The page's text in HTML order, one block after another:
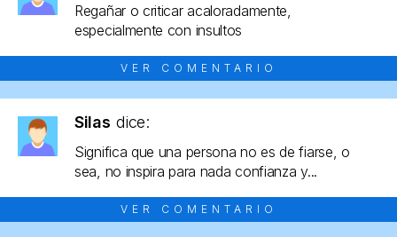
Regañar o criticar acaloradamente,
especialmente con insultos
VER COMENTARIO
Silas dice:
Significa que una persona no es de fiarse, o
sea, no inspira para nada confianza y...
VER COMENTARIO